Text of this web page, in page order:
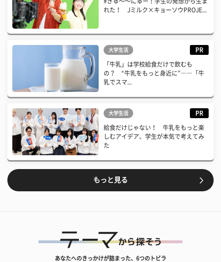
#ぎゅ〜〜にゅー！学生の発想から生ま
れた！ Jミルク×キョーソウPROJE...
大学生活 PR
「牛乳」は学校給食だけで飲むも
の？ “牛乳をもっと身近に”――「牛
乳でスマ...
大学生活 PR
給食だけじゃない！ 牛乳をもっと楽
しむアイデア、学生が本気で考えてみ
た
もっと見る
あなたへのきっかけが詰まった、6つのトビラ